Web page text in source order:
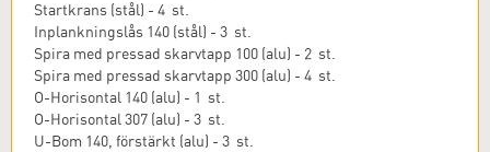
Startkrans (stål) - 4 st.
Inplankningslås 140 (stål) - 3 st.
Spira med pressad skarvtapp 100 (alu) - 2 st.
Spira med pressad skarvtapp 300 (alu) - 4 st.
O-Horisontal 140 (alu) - 1 st.
O-Horisontal 307 (alu) - 3 st.
U-Bom 140, förstärkt (alu) - 3 st.